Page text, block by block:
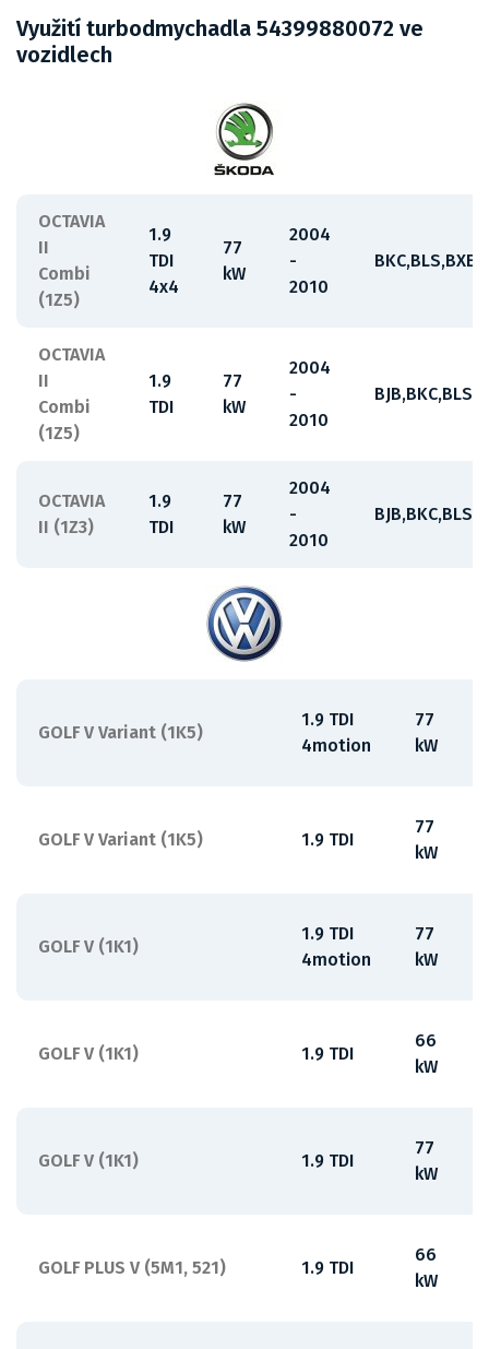
Využití turbodmychadla 54399880072 ve
vozidlech
OCTAVIA
II
Combi
(1Z5)
1.9
TDI
4x4
77
kW
2004
-
2010
BKC,BLS,BXE
OCTAVIA
II
Combi
(1Z5)
1.9
TDI
77
kW
2004
-
2010
OCTAVIA
II (1Z3)
1.9
TDI
77
kW
2004
-
2010
GOLF V Variant (1K5)
1.9 TDI
4motion
77
kW
GOLF V Variant (1K5) 1.9 TDI
77
kW
GOLF V (1K1)
1.9 TDI
4motion
77
kW
GOLF V (1K1) 1.9 TDI
66
kW
GOLF V (1K1) 1.9 TDI
77
kW
GOLF PLUS V (5M1, 521) 1.9 TDI
66
kW